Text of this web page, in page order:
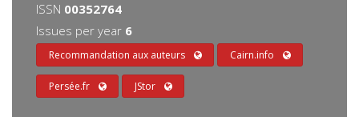
ISSN 00352764
Issues per year 6
Recommandation aux auteurs Cairn.info
Persée.fr JStor